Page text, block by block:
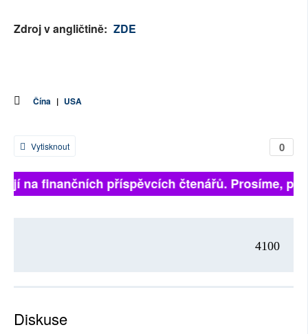
Zdroj v angličtině: ZDE
Čína | USA
0
Vytisknout
finančních příspěvcích čtenářů. Prosíme,
4100
Diskuse